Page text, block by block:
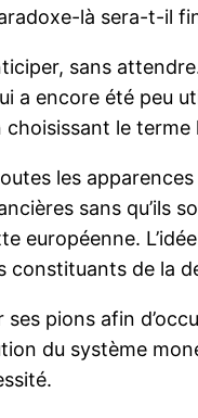
là sera-t-il
sans
a encore été peu
le terme
les
sans qu’ils
européenne.
constituants de la
pions afin
du système